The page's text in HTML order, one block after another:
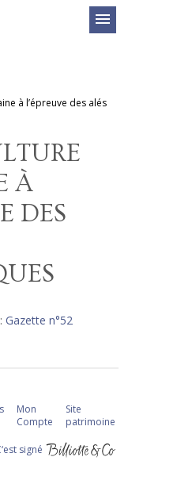
menu
à l’épreuve des alés
À
DES
Gazette n°52
Mon
Compte
Site
patrimoine
signé